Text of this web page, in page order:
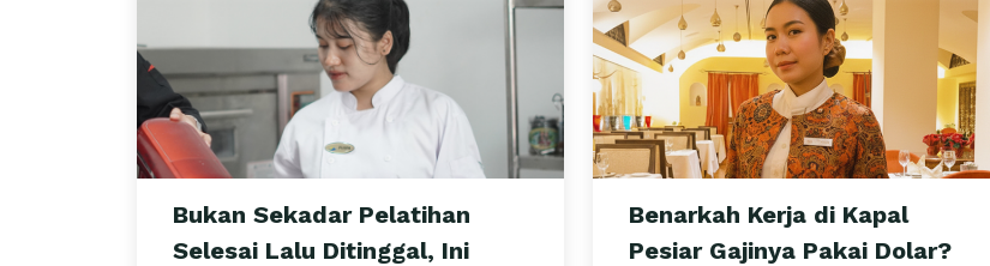
Bukan Sekadar Pelatihan
Selesai Lalu Ditinggal, Ini
Benarkah Kerja di Kapal
Pesiar Gajinya Pakai Dolar?